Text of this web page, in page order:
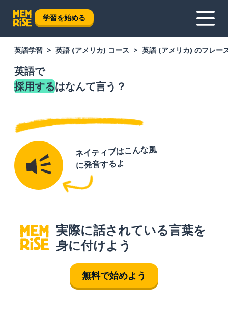
学習を始める
英語学習 英語 (アメリカ) コース 英語 (アメリカ) のフレー
英語で
採用するはなんて言う？
ネイティブはこんな風
に発音するよ
実際に話されている言葉を
身に付けよう
無料で始めよう